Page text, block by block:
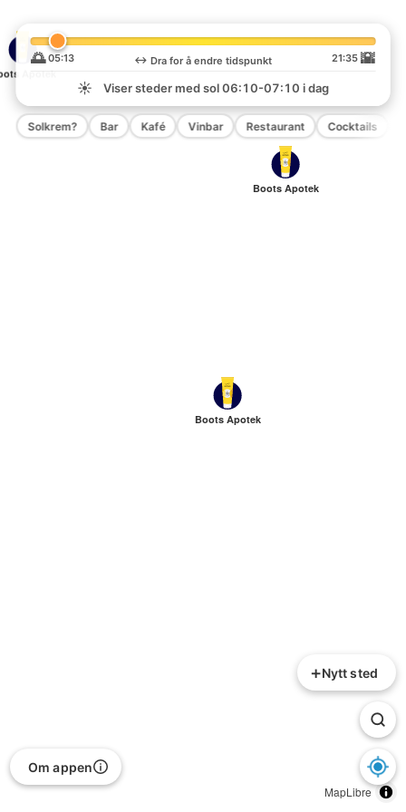
Boots Apotek
Boots Apotek
Apotek
MapLibre
+Nytt sted
🌅 05:13 ↔️ Dra for å endre tidspunkt 21:35 🌇
☀️
Viser steder med sol06:10-07:10 i dag
Solkrem? Bar Kafé Vinbar Restaurant Cocktails
Om appen